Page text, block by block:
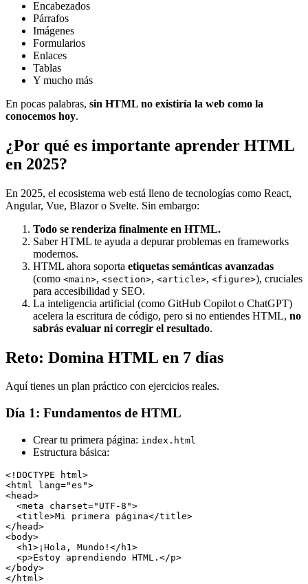
Encabezados
Párrafos
Imágenes
Formularios
Enlaces
Tablas
Y mucho más
En pocas palabras, sin HTML no existiría la web como la
conocemos hoy.
¿Por qué es importante aprender HTML
en 2025?
En 2025, el ecosistema web está lleno de tecnologías como React,
Angular, Vue, Blazor o Svelte. Sin embargo:
Todo se renderiza finalmente en HTML.
Saber HTML te ayuda a depurar problemas en frameworks
modernos.
HTML ahora soporta etiquetas semánticas avanzadas
(como <main>, <section>, <article>, <figure>), cruciales
para accesibilidad y SEO.
La inteligencia artificial (como GitHub Copilot o ChatGPT)
acelera la escritura de código, pero si no entiendes HTML, no
sabrás evaluar ni corregir el resultado.
Reto: Domina HTML en 7 días
Aquí tienes un plan práctico con ejercicios reales.
Día 1: Fundamentos de HTML
Crear tu primera página: index.html
Estructura básica:
<!DOCTYPE html>
<html lang="es">
<head>
  <meta charset="UTF-8">
  <title>Mi primera página</title>
</head>
<body>
  <h1>¡Hola, Mundo!</h1>
  <p>Estoy aprendiendo HTML.</p>
</body>
</html>